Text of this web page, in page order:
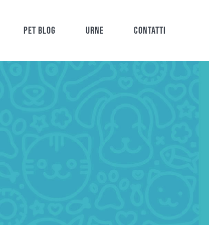
Pet Blog Urne Contatti